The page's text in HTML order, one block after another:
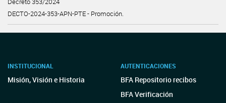
DECTO-2024-353-APN-PTE - Promoción.
INSTITUCIONAL
Misión, Visión e Historia
AUTENTICACIONES
BFA Repositorio recibos
BFA Verificación